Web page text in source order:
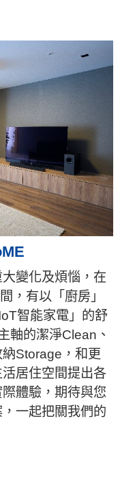
變化及煩惱，在
，有以「廚房」
智能家電」的舒
軸的潔淨Clean、
Storage，和更
居住空間提出各
體驗，期待與您
一起把關我們的